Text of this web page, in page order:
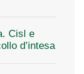
Cisl e
d’intesa